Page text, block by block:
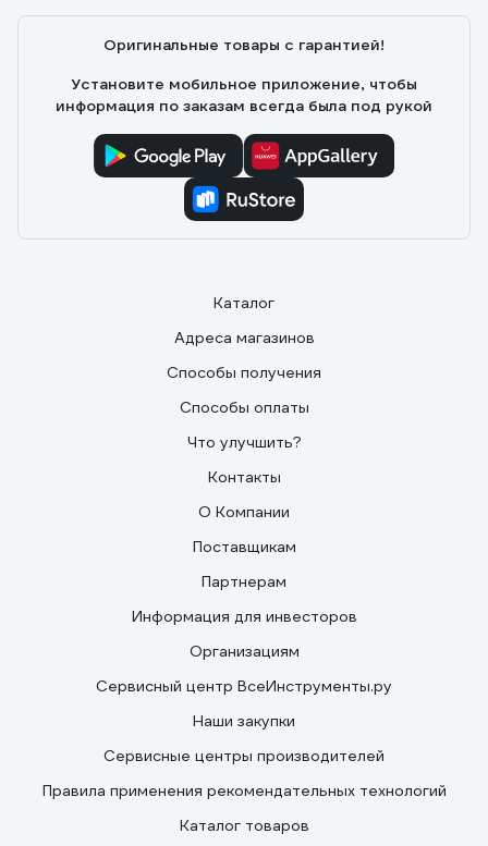
Оригинальные товары с гарантией!
Установите мобильное приложение, чтобы
информация по заказам всегда была под рукой
Каталог
Адреса магазинов
Способы получения
Способы оплаты
Что улучшить?
Контакты
О Компании
Поставщикам
Партнерам
Информация для инвесторов
Организациям
Сервисный центр ВсеИнструменты.ру
Наши закупки
Сервисные центры производителей
Правила применения рекомендательных технологий
Каталог товаров